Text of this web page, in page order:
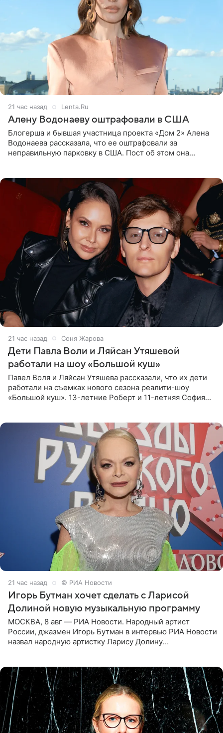
21 час назад Lenta.Ru
Алену Водонаеву оштрафовали в США
Блогерша и бывшая участница проекта «Дом 2» Алена
Водонаева рассказала, что ее оштрафовали за
неправильную парковку в США. Пост об этом она
21 час назад Соня Жарова
Дети Павла Воли и Ляйсан Утяшевой
работали на шоу «Большой куш»
Павел Воля и Ляйсан Утяшева рассказали, что их дети
работали на съемках нового сезона реалити-шоу
«Большой куш». 13-летние Роберт и 11-летняя София
21 час назад © РИА Новости
Игорь Бутман хочет сделать с Ларисой
Долиной новую музыкальную программу
МОСКВА, 8 авг — РИА Новости. Народный артист
России, джазмен Игорь Бутман в интервью РИА Новости
назвал народную артистку Ларису Долину